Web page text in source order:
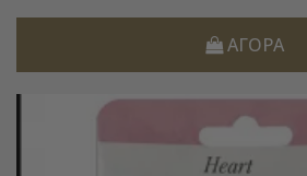
ΑΓΟΡΆ